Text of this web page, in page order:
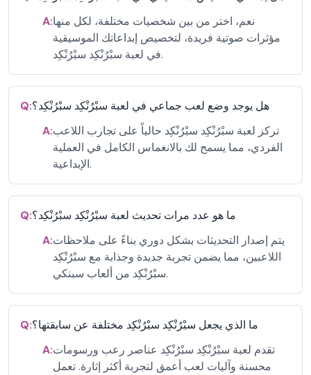
A:نعم، اختر من بين شخصيات مختلفة، لكل منها
مؤثرات صوتية فريدة، لتخصيص إبداعاتك الموسيقية
في لعبة سبْرُنْكِد سبْرُنْكِد.
Q:هل يوجد وضع لعب جماعي في لعبة سبْرُنْكِد سبْرُنْكِد؟
A:تركز لعبة سبْرُنْكِد سبْرُنْكِد حالياً على تجارب اللاعب
الفردي، مما يسمح لك بالانغماس الكامل في العملية
الإبداعية.
Q:ما هو عدد مرات تحديث لعبة سبْرُنْكِد سبْرُنْكِد؟
A:يتم إصدار التحديثات بشكل دوري بناءً على ملاحظات
اللاعبين، مما يضمن تجربة جديدة وجذابة مع سبْرُنْكِد
سبْرُنْكِد من ألعاب سبنكي.
Q:ما الذي يجعل سبْرُنْكِد سبْرُنْكِد مختلفة عن سابقتها؟
A:تقدم لعبة سبْرُنْكِد سبْرُنْكِد عناصر رعب ورسومات
محسنة وآليات لعب أعمق لتجربة أكثر إثارة. تعمل